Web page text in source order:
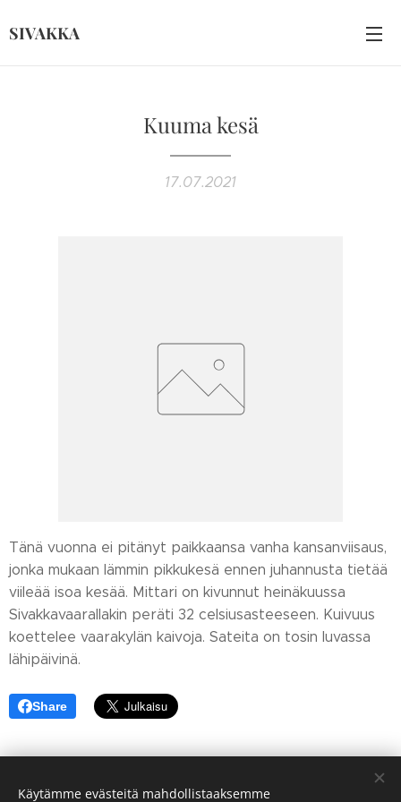
SIVAKKA
Kuuma kesä
17.07.2021
Tänä vuonna ei pitänyt paikkaansa vanha kansanviisaus,
jonka mukaan lämmin pikkukesä ennen juhannusta tietää
viileää isoa kesää. Mittari on kivunnut heinäkuussa
Sivakkavaarallakin peräti 32 celsiusasteeseen. Kuivuus
koettelee vaarakylän kaivoja. Sateita on tosin luvassa
lähipäivinä.
Share
Käytämme evästeitä mahdollistaaksemme